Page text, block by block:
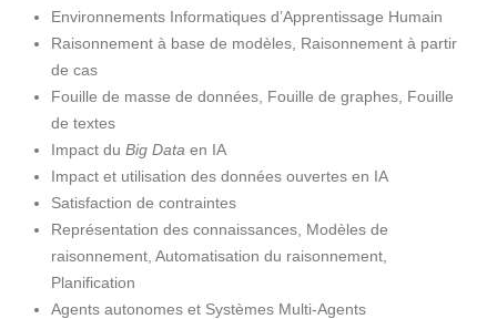
Environnements Informatiques d’Apprentissage Humain
Raisonnement à base de modèles, Raisonnement à partir
de cas
Fouille de masse de données, Fouille de graphes, Fouille
de textes
Impact du Big Data en IA
Impact et utilisation des données ouvertes en IA
Satisfaction de contraintes
Représentation des connaissances, Modèles de
raisonnement, Automatisation du raisonnement,
Planification
Agents autonomes et Systèmes Multi-Agents